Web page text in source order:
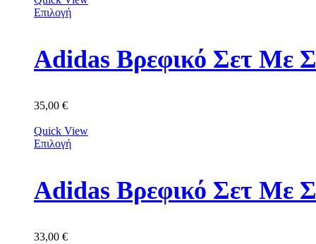
Επιλογή
Adidas Βρεφικό Σετ Με
35,00 €
Quick View
Επιλογή
Adidas Βρεφικό Σετ Με
33,00 €